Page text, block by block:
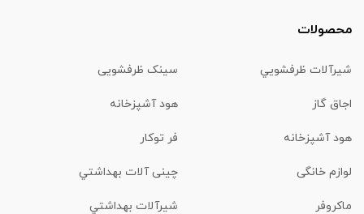
محصولات
شیرآلات ظرفشويي سینک ظرفشویی
اجاق گاز هود آشپزخانه
هود آشپزخانه فر توکار
لوازم خانگی چینی آلات بهداشتي
ماكروفر شیرآلات بهداشتي